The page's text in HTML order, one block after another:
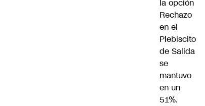
la opción
Rechazo
en el
Plebiscito
de Salida
se
mantuvo
en un
51%.